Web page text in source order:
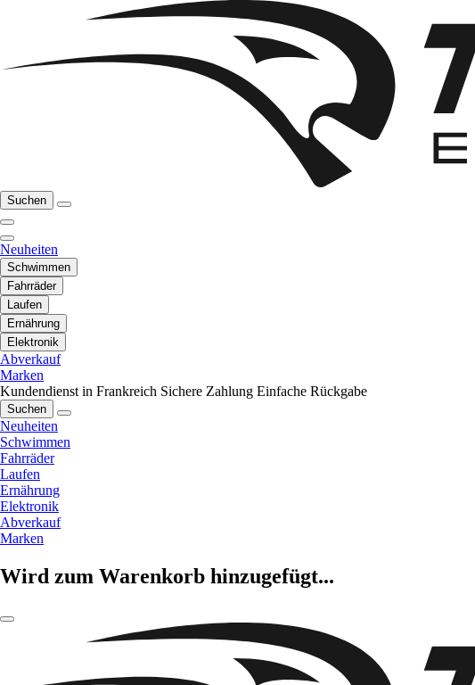
Suchen
Neuheiten
Schwimmen
Fahrräder
Laufen
Ernährung
Elektronik
Abverkauf
Marken
Kundendienst in Frankreich Sichere Zahlung Einfache Rückgabe
Suchen
Neuheiten
Schwimmen
Fahrräder
Laufen
Ernährung
Elektronik
Abverkauf
Marken
Wird zum Warenkorb hinzugefügt...